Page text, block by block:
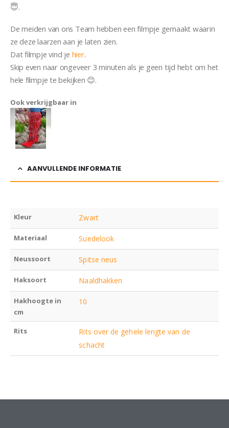
😇.
De meiden van ons Team hebben een filmpje gemaakt waarin
ze deze laarzen aan je laten zien.
Dat filmpje vind je hier.
Skip even naar ongeveer 3 minuten als je geen tijd hebt om het
hele filmpje te bekijken 😊.
Ook verkrijgbaar in
AANVULLENDE INFORMATIE
Kleur Zwart
Materiaal Suedelook
Neussoort Spitse neus
Haksoort Naaldhakken
Hakhoogte in
cm
10
Rits
Rits over de gehele lengte van de
schacht